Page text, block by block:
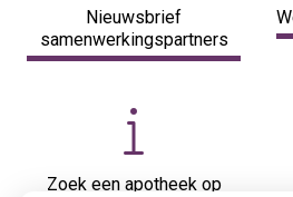
Nieuwsbrief
samenwerkingspartners
Zoek een apotheek op